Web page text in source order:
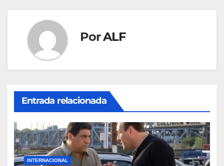
PorALF
Entrada relacionada
INTERNACIONAL